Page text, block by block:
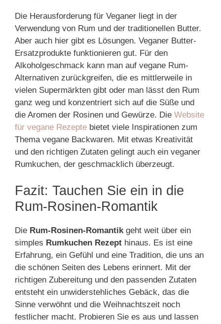
Die Herausforderung für Veganer liegt in der
Verwendung von Rum und der traditionellen Butter.
Aber auch hier gibt es Lösungen. Veganer Butter-
Ersatzprodukte funktionieren gut. Für den
Alkoholgeschmack kann man auf vegane Rum-
Alternativen zurückgreifen, die es mittlerweile in
vielen Supermärkten gibt oder man lässt den Rum
ganz weg und konzentriert sich auf die Süße und
die Aromen der Rosinen und Gewürze. Die Website
für vegane Rezepte bietet viele Inspirationen zum
Thema vegane Backwaren. Mit etwas Kreativität
und den richtigen Zutaten gelingt auch ein veganer
Rumkuchen, der geschmacklich überzeugt.
Fazit: Tauchen Sie ein in die
Rum-Rosinen-Romantik
Die Rum-Rosinen-Romantikgeht weit über ein
simples Rumkuchen Rezept hinaus. Es ist eine
Erfahrung, ein Gefühl und eine Tradition, die uns an
die schönen Seiten des Lebens erinnert. Mit der
richtigen Zubereitung und den passenden Zutaten
entsteht ein unwiderstehliches Gebäck, das die
Sinne verwöhnt und die Weihnachtszeit noch
festlicher macht. Probieren Sie es aus und lassen